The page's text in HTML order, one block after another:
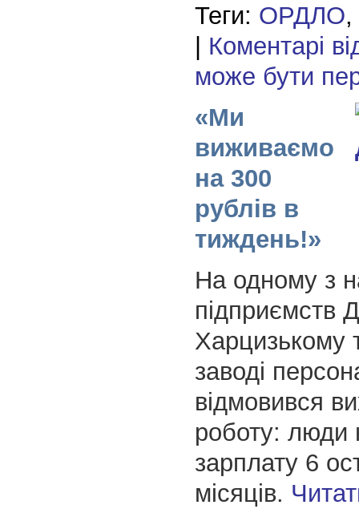
Теги: ОРДЛО,
Коментарі
може бути
«Ми
виживаємо
на 300
рублів в
тиждень!»
На одному з
підприємств
Харцизькому
заводі
відмовився
роботу: люди
зарплату 6
місяців.